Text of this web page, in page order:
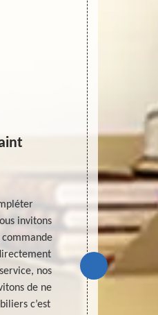
invitons
commande
nos
de ne
c’est
MD
Saint Loup
pertinente
qualité
pouvez